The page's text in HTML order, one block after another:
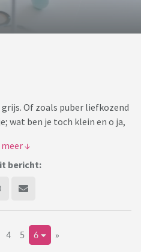
Of zoals puber liefkozend
wat ben je toch klein en o ja,
eens gehad over highlights;
voor gaan maken maar
beginnen ivm uitgroei en ik
ofzo naar de kapper ga. En ik
houden qua kleur.
bericht:
4 5 6 »